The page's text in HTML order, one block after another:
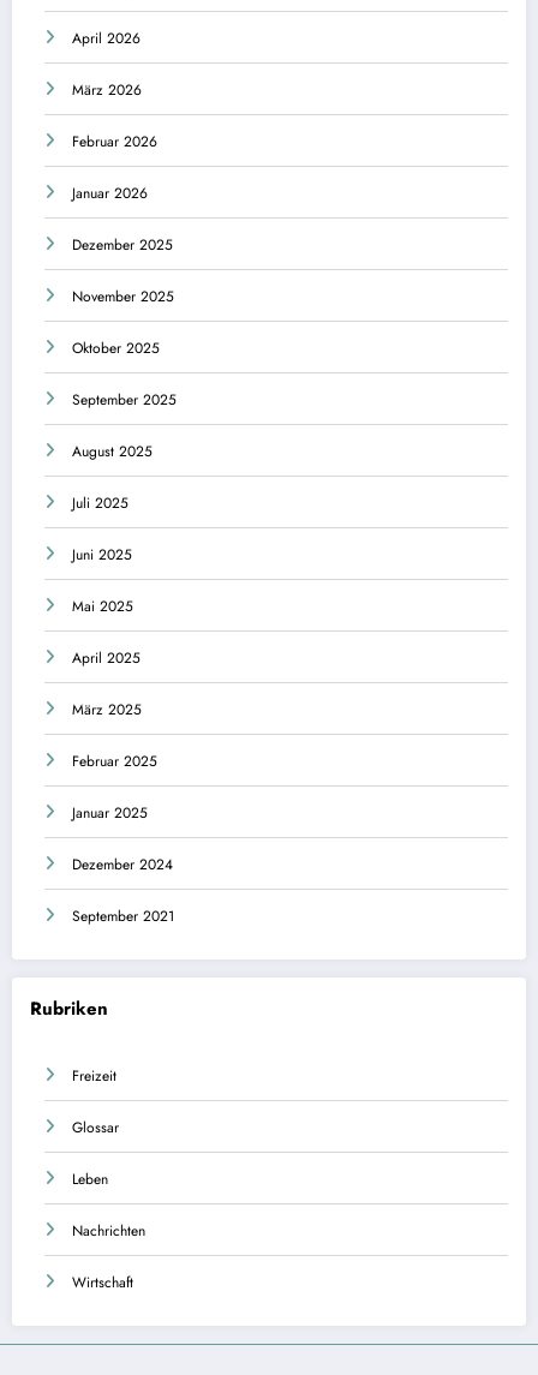
April 2026
März 2026
Februar 2026
Januar 2026
Dezember 2025
November 2025
Oktober 2025
September 2025
August 2025
Juli 2025
Juni 2025
Mai 2025
April 2025
März 2025
Februar 2025
Januar 2025
Dezember 2024
September 2021
Rubriken
Freizeit
Glossar
Leben
Nachrichten
Wirtschaft